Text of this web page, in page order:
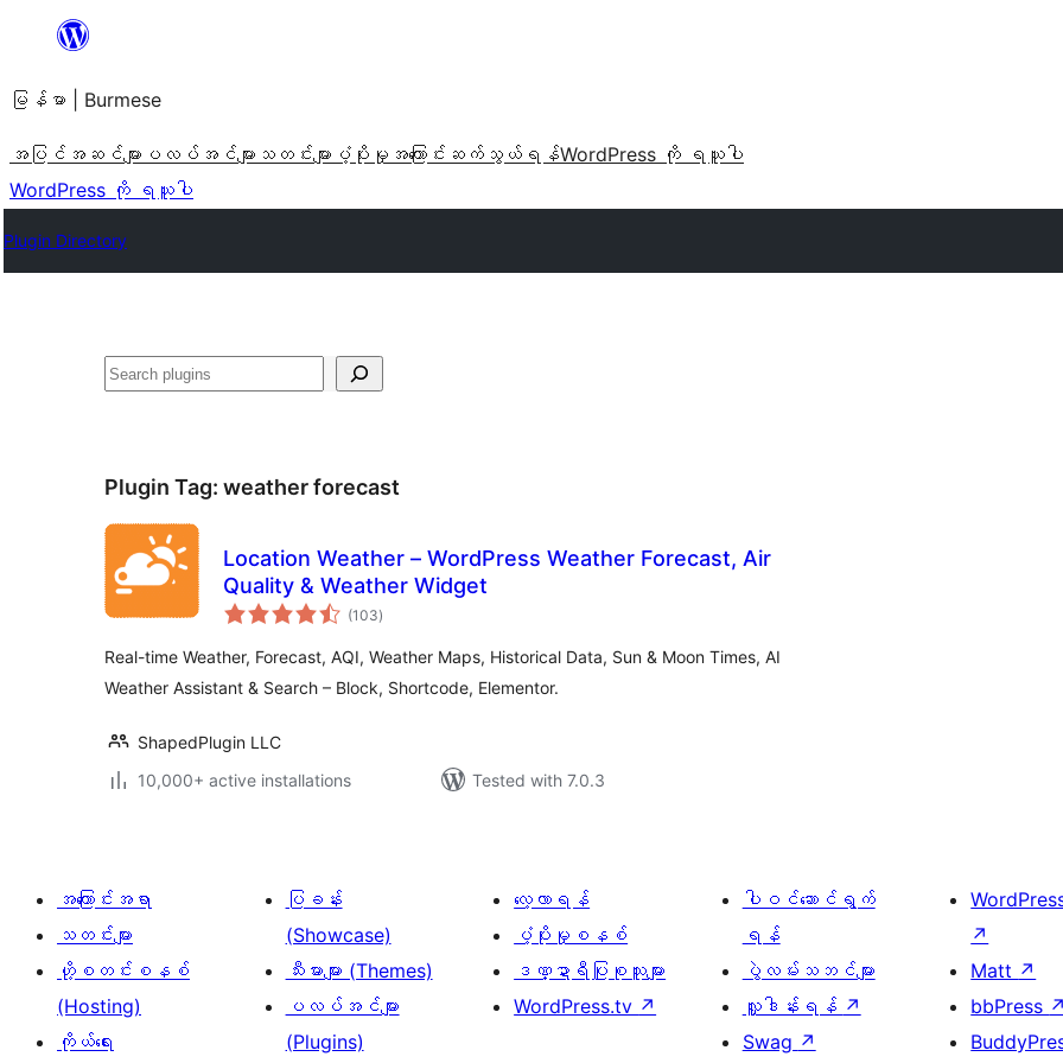
အကြောင်းအရာ
ကျော်သွား
ရန်
မြန်မာ | Burmese
အပြင်အဆင်များ ပလပ်အင်များ သတင်းများ ပံ့ပိုးမှု အကြောင်း ဆက်သွယ်ရန်WordPress ကို ရယူပါ
WordPress ကို ရယူပါ
Plugin Directory
ရှာ
Plugin Tag: weather forecast
Location Weather – WordPress Weather Forecast, Air
Quality & Weather Widget
(103total
ratings
)
Real-time Weather, Forecast, AQI, Weather Maps, Historical Data, Sun & Moon Times, AI
Weather Assistant & Search – Block, Shortcode, Elementor.
ShapedPlugin LLC
10,000+ active installations
Tested with 7.0.3
အကြောင်းအရာ
သတင်းများ
ဟို့စတင်းစနစ်
(Hosting)
ကိုယ်ရေး
ပြခန်း
(Showcase)
သီးမားများ (Themes)
ပလပ်အင်များ
(Plugins)
လေ့လာရန်
ပံ့ပိုးမှုစနစ်
ဒဏ္ဍာရီပြုစုသူများ
WordPress.tv ↗
ပါဝင်ဆောင်ရွက်
ရန်
ပွဲလမ်းသဘင်များ
လှူဒါန်းရန် ↗
Swag ↗
↗
Matt ↗
bbPress ↗